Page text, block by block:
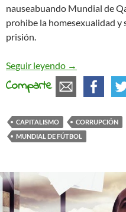
nauseabuando Mundial de
prohibe la homesexualidad y
prisión.
Seguir leyendo Más sobre el
→
Comparte
CAPITALISMO CORRUPCIÓN
MUNDIAL DE FÚTBOL